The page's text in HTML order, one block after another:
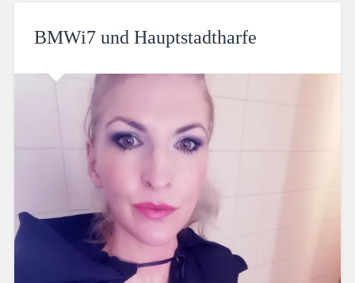
BMWi7 und Hauptstadtharfe